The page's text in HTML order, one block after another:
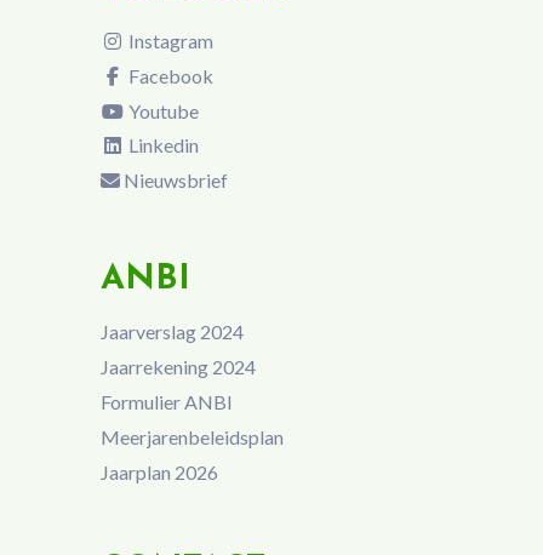
Instagram
Facebook
Youtube
Linkedin
Nieuwsbrief
ANBI
Jaarverslag 2024
Jaarrekening 2024
Formulier ANBI
Meerjarenbeleidsplan
Jaarplan 2026